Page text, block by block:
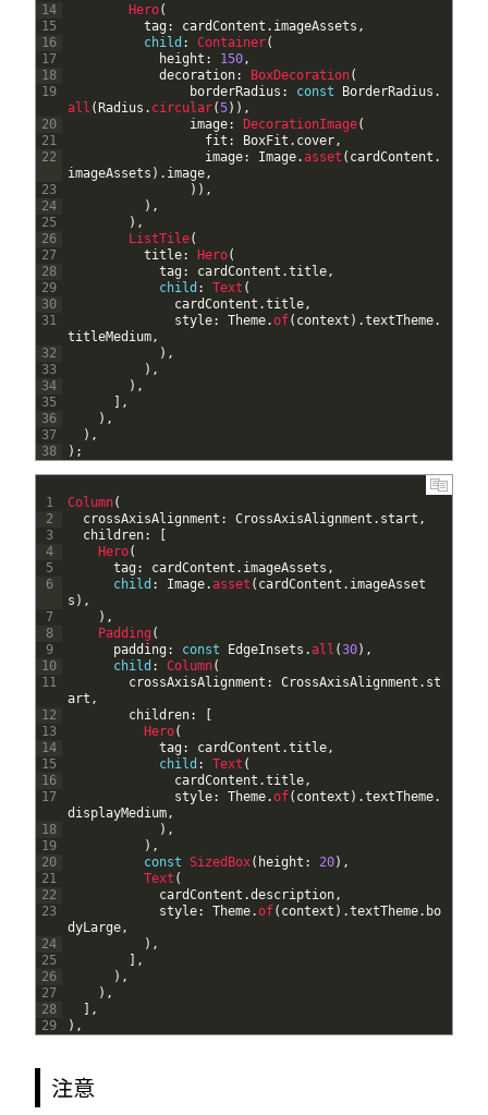
14
15
16
17
18
19
20
21
22
23
24
25
26
27
28
29
30
31
32
33
34
35
36
37
38
Hero(
tag : cardContent . imageAssets ,
child : Container(
height : 150,
decoration: BoxDecoration(
borderRadius : const BorderRadius .
all ( Radius . circular(5) ) ,
image: DecorationImage(
fit : BoxFit . cover,
image: Image.asset ( cardContent .
imageAssets ) . image,
) ) ,
) ,
) ,
ListTile(
title: Hero(
tag : cardContent .title,
child : Text (
cardContent .title,
style: Theme.of( context ) .textTheme.
titleMedium,
) ,
) ,
) ,
,
) ,
) ,
) ;
1
2
3
4
5
6
7
8
9
10
11
12
13
14
15
16
17
18
19
20
21
22
23
24
25
26
27
28
29
Column(
crossAxisAlignment : CrossAxisAlignment . start ,
children:
Hero(
tag : cardContent . imageAssets ,
child : Image.asset ( cardContent . imageAsset
s ) ,
) ,
Padding (
padding : const EdgeInsets .all (30) ,
child : Column(
crossAxisAlignment : CrossAxisAlignment . st
art ,
children:
Hero(
tag : cardContent .title,
child : Text (
cardContent .title,
style: Theme.of( context ) .textTheme.
displayMedium,
) ,
) ,
const SizedBox( height : 20) ,
Text (
cardContent .description,
style: Theme.of( context ) .textTheme. bo
dyLarge,
) ,
,
) ,
) ,
,
) ,
注意